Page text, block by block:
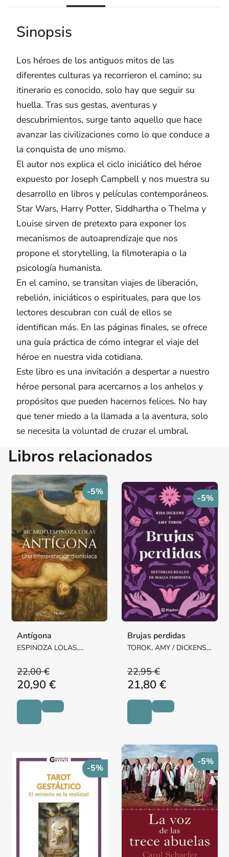
Sinopsis
Los héroes de los antiguos mitos de las
diferentes culturas ya recorrieron el camino; su
itinerario es conocido, solo hay que seguir su
huella. Tras sus gestas, aventuras y
descubrimientos, surge tanto aquello que hace
avanzar las civilizaciones como lo que conduce a
la conquista de uno mismo.
El autor nos explica el ciclo iniciático del héroe
expuesto por Joseph Campbell y nos muestra su
desarrollo en libros y películas contemporáneos.
Star Wars, Harry Potter, Siddhartha o Thelma y
Louise sirven de pretexto para exponer los
mecanismos de autoaprendizaje que nos
propone el storytelling, la filmoterapia o la
psicología humanista.
En el camino, se transitan viajes de liberación,
rebelión, iniciáticos o espirituales, para que los
lectores descubran con cuál de ellos se
identifican más. En las páginas finales, se ofrece
una guía práctica de cómo integrar el viaje del
héroe en nuestra vida cotidiana.
Este libro es una invitación a despertar a nuestro
héroe personal para acercarnos a los anhelos y
propósitos que pueden hacernos felices. No hay
que tener miedo a la llamada a la aventura, solo
se necesita la voluntad de cruzar el umbral.
Libros relacionados
-5%
Antígona
ESPINOZA LOLAS,
22,00 €
20,90 €
-5%
Brujas perdidas
TOROK, AMY / DICKENS,
22,95 €
21,80 €
-5%
-5%